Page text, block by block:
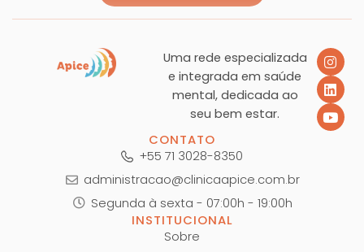
Uma rede especializada
e integrada em saúde
mental, dedicada ao
seu bem estar.
CONTATO
+55 71 3028-8350
administracao@clinicaapice.com.br
Segunda à sexta - 07:00h - 19:00h
INSTITUCIONAL
Sobre